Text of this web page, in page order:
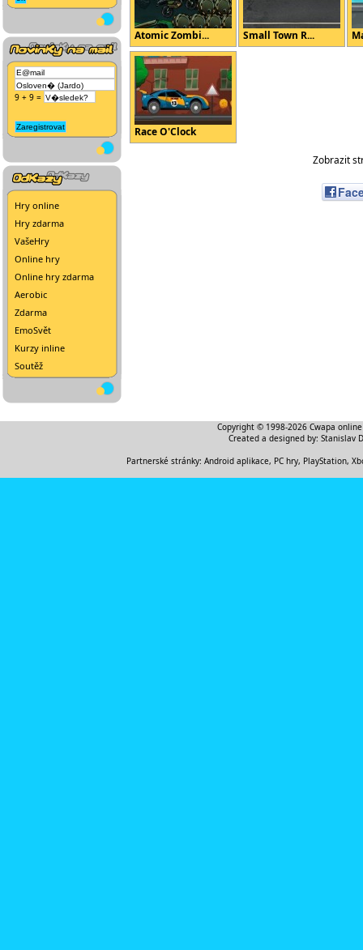
9 + 9 =
Hry online
Hry zdarma
VašeHry
Online hry
Online hry zdarma
Aerobic
Zdarma
EmoSvět
Kurzy inline
Soutěž
Atomic Zombi... Small Town R...
Race O'Clock
Zobrazit
Copyright © 1998-2026 Cwapa
Created a designed by: Stanislav
Partnerské stránky: Android aplikace, PC hry, PlayStation,